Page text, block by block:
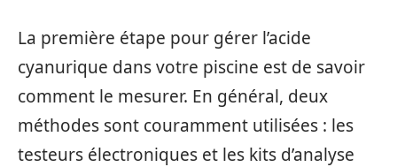
La première étape pour gérer l’acide
cyanurique dans votre piscine est de savoir
comment le mesurer. En général, deux
méthodes sont couramment utilisées : les
testeurs électroniques et les kits d’analyse